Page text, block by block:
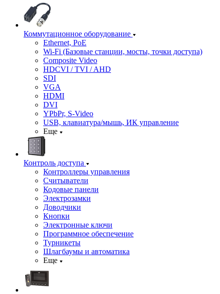
Коммутационное оборудование
Ethernet, PoE
Wi-Fi (Базовые станции, мосты, точки доступа)
Composite Video
HDCVI / TVI / AHD
SDI
VGA
HDMI
DVI
YPbPr, S-Video
USB, клавиатура/мышь, ИК управление
Еще
Контроль доступа
Контроллеры управления
Считыватели
Кодовые панели
Электрозамки
Доводчики
Кнопки
Электронные ключи
Программное обеспечение
Турникеты
Шлагбаумы и автоматика
Еще